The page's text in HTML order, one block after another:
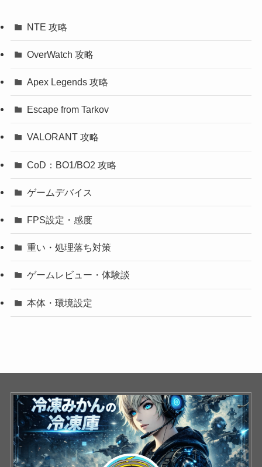
NTE 攻略
OverWatch 攻略
Apex Legends 攻略
Escape from Tarkov
VALORANT 攻略
CoD：BO1/BO2 攻略
ゲームデバイス
FPS設定・感度
重い・処理落ち対策
ゲームレビュー・体験談
本体・環境設定